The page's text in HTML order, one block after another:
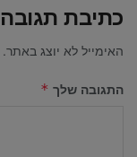
כתיבת תגובה
האימייל לא יוצג באתר.
התגובה שלך *